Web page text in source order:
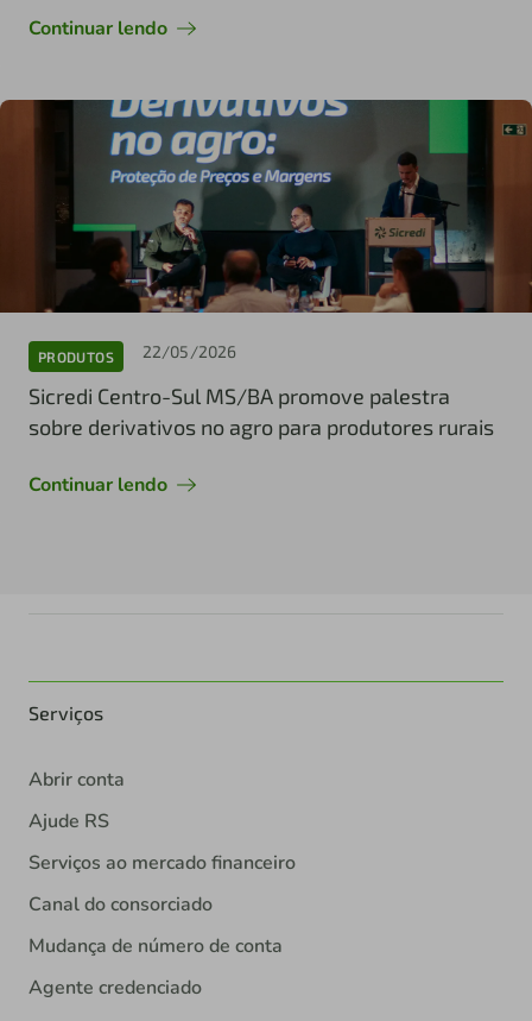
Continuar lendo
PRODUTOS 22/05/2026
Sicredi Centro-Sul MS/BA promove palestra
sobre derivativos no agro para produtores rurais
Continuar lendo
Serviços
Abrir conta
Ajude RS
Serviços ao mercado financeiro
Canal do consorciado
Mudança de número de conta
Agente credenciado